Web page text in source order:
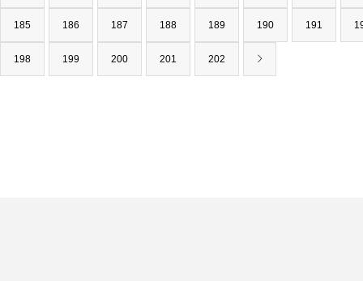
185 186 187 188 189 190 191
198 199 200 201 202